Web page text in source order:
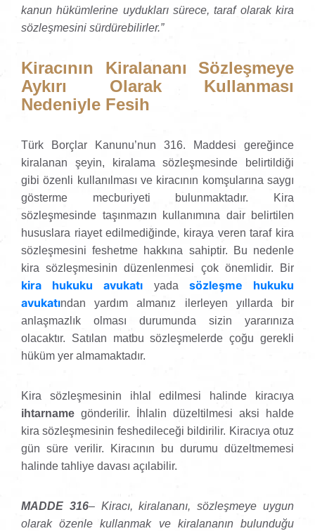
kanun hükümlerine uydukları sürece, taraf olarak kira
sözleşmesini sürdürebilirler.”
Kiracının Kiralananı Sözleşmeye
Aykırı Olarak Kullanması
Nedeniyle Fesih
Türk Borçlar Kanunu’nun 316. Maddesi gereğince
kiralanan şeyin, kiralama sözleşmesinde belirtildiği
gibi özenli kullanılması ve kiracının komşularına saygı
gösterme mecburiyeti bulunmaktadır. Kira
sözleşmesinde taşınmazın kullanımına dair belirtilen
hususlara riayet edilmediğinde, kiraya veren taraf kira
sözleşmesini feshetme hakkına sahiptir. Bu nedenle
kira sözleşmesinin düzenlenmesi çok önemlidir. Bir
kira hukuku avukatı yada sözleşme hukuku
avukatından yardım almanız ilerleyen yıllarda bir
anlaşmazlık olması durumunda sizin yararınıza
olacaktır. Satılan matbu sözleşmelerde çoğu gerekli
hüküm yer almamaktadır.
Kira sözleşmesinin ihlal edilmesi halinde kiracıya
ihtarname gönderilir. İhlalin düzeltilmesi aksi halde
kira sözleşmesinin feshedileceği bildirilir. Kiracıya otuz
gün süre verilir. Kiracının bu durumu düzeltmemesi
halinde tahliye davası açılabilir.
MADDE 316– Kiracı, kiralananı, sözleşmeye uygun
olarak özenle kullanmak ve kiralananın bulunduğu